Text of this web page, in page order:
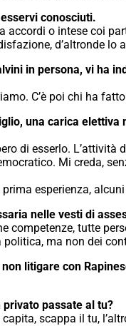
conosciuti.
o intese coi
d’altronde
in persona, vi ha
C’è poi chi ha
una carica
di esserlo.
Mi creda,
esperienza, alcuni
nelle vesti di
competenze, tutte
ma non dei
litigare con
privato passate al tu?
scappa il tu,